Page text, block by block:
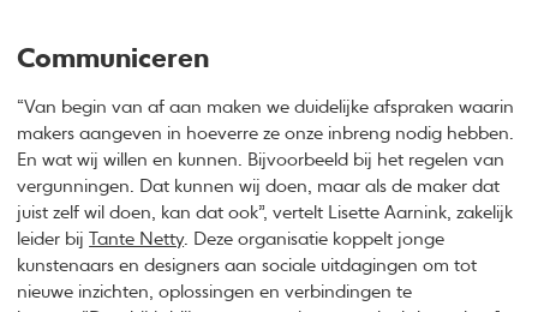
Communiceren
“Van begin van af aan maken we duidelijke afspraken waarin
makers aangeven in hoeverre ze onze inbreng nodig hebben.
En wat wij willen en kunnen. Bijvoorbeeld bij het regelen van
vergunningen. Dat kunnen wij doen, maar als de maker dat
juist zelf wil doen, kan dat ook”, vertelt Lisette Aarnink, zakelijk
leider bij
Tante Netty. Deze organisatie koppelt jonge
kunstenaars en designers aan sociale uitdagingen om tot
nieuwe inzichten, oplossingen en verbindingen te